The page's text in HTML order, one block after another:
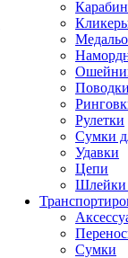
Рулетки
Сумки
Удавки
Цепи
Шлейки
Сумки